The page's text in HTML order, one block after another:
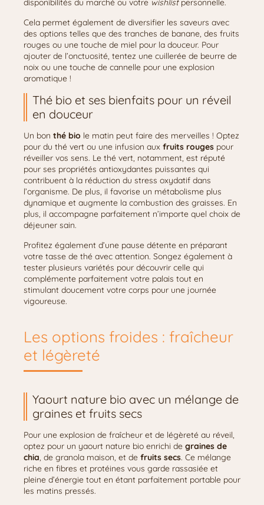
disponibilités du marché ou votre wishlistpersonnelle.
Cela permet également de diversifier les saveurs avec
des options telles que des tranches de banane, des fruits
rouges ou une touche de miel pour la douceur. Pour
ajouter de l’onctuosité, tentez une cuillerée de beurre de
noix ou une touche de cannelle pour une explosion
aromatique !
Thé bio et ses bienfaits pour un réveil
en douceur
Un bon thé bio le matin peut faire des merveilles ! Optez
pour du thé vert ou une infusion aux fruits rouges pour
réveiller vos sens. Le thé vert, notamment, est réputé
pour ses propriétés antioxydantes puissantes qui
contribuent à la réduction du stress oxydatif dans
l’organisme. De plus, il favorise un métabolisme plus
dynamique et augmente la combustion des graisses. En
plus, il accompagne parfaitement n’importe quel choix de
déjeuner sain.
Profitez également d’une pause détente en préparant
votre tasse de thé avec attention. Songez également à
tester plusieurs variétés pour découvrir celle qui
complémente parfaitement votre palais tout en
stimulant doucement votre corps pour une journée
vigoureuse.
Les options froides : fraîcheur
et légèreté
Yaourt nature bio avec un mélange de
graines et fruits secs
Pour une explosion de fraîcheur et de légèreté au réveil,
optez pour un yaourt nature bio enrichi de graines de
chia, de granola maison, et de fruits secs. Ce mélange
riche en fibres et protéines vous garde rassasiée et
pleine d’énergie tout en étant parfaitement portable pour
les matins pressés.